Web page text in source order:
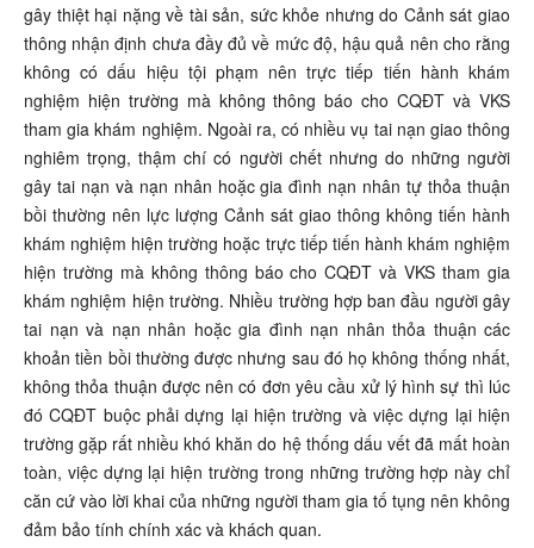
gây thiệt hại nặng về tài sản, sức khỏe nhưng do Cảnh sát giao
thông nhận định chưa đầy đủ về mức độ, hậu quả nên cho rằng
không có dấu hiệu tội phạm nên trực tiếp tiến hành khám
nghiệm hiện trường mà không thông báo cho CQĐT và VKS
tham gia khám nghiệm. Ngoài ra, có nhiều vụ tai nạn giao thông
nghiêm trọng, thậm chí có người chết nhưng do những người
gây tai nạn và nạn nhân hoặc gia đình nạn nhân tự thỏa thuận
bồi thường nên lực lượng Cảnh sát giao thông không tiến hành
khám nghiệm hiện trường hoặc trực tiếp tiến hành khám nghiệm
hiện trường mà không thông báo cho CQĐT và VKS tham gia
khám nghiệm hiện trường. Nhiều trường hợp ban đầu người gây
tai nạn và nạn nhân hoặc gia đình nạn nhân thỏa thuận các
khoản tiền bồi thường được nhưng sau đó họ không thống nhất,
không thỏa thuận được nên có đơn yêu cầu xử lý hình sự thì lúc
đó CQĐT buộc phải dựng lại hiện trường và việc dựng lại hiện
trường gặp rất nhiều khó khăn do hệ thống dấu vết đã mất hoàn
toàn, việc dựng lại hiện trường trong những trường hợp này chỉ
căn cứ vào lời khai của những người tham gia tố tụng nên không
đảm bảo tính chính xác và khách quan.